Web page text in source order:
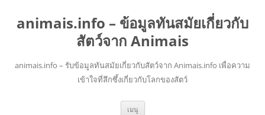
animais.info – ข้อมูลทันสมัยเกี่ยวกับ
สัตว์จาก Animais
animais.info – รับข้อมูลทันสมัยเกี่ยวกับสัตว์จาก Animais.info เพื่อความ
เข้าใจที่ลึกซึ้งเกี่ยวกับโลกของสัตว์
เมนู ข้าม